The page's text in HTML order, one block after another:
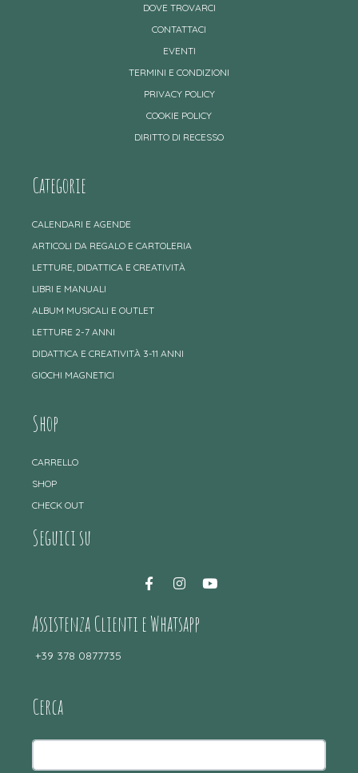
DOVE TROVARCI
CONTATTACI
EVENTI
TERMINI E CONDIZIONI
PRIVACY POLICY
COOKIE POLICY
DIRITTO DI RECESSO
Categorie
CALENDARI E AGENDE
ARTICOLI DA REGALO E CARTOLERIA
LETTURE, DIDATTICA E CREATIVITÀ
LIBRI E MANUALI
ALBUM MUSICALI E OUTLET
LETTURE 2-7 ANNI
DIDATTICA E CREATIVITÀ 3-11 ANNI
GIOCHI MAGNETICI
Shop
CARRELLO
SHOP
CHECK OUT
Seguici su
Assistenza Clienti e Whatsapp
+39 378 0877735
Cerca